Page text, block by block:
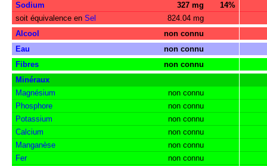
Sodium
327 mg
14%
soit équivalence en Sel
824.04 mg
Alcool
non connu
Eau
non connu
Fibres
non connu
Minéraux
Magnésium
non connu
Phosphore
non connu
Potassium
non connu
Calcium
non connu
Manganèse
non connu
Fer
non connu